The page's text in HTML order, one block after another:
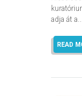
adja át a...
READ